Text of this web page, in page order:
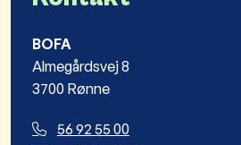
BOFA
Almegårdsvej 8
3700 Rønne
56 92 55 00